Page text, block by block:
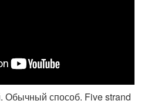
Обычный способ. Five strand